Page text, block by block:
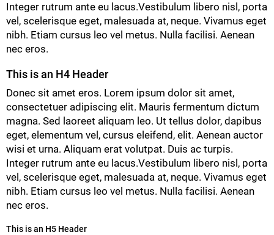
Integer rutrum ante eu lacus.Vestibulum libero nisl, porta
vel, scelerisque eget, malesuada at, neque. Vivamus eget
nibh. Etiam cursus leo vel metus. Nulla facilisi. Aenean
nec eros.
This is an H4 Header
Donec sit amet eros. Lorem ipsum dolor sit amet,
consectetuer adipiscing elit. Mauris fermentum dictum
magna. Sed laoreet aliquam leo. Ut tellus dolor, dapibus
eget, elementum vel, cursus eleifend, elit. Aenean auctor
wisi et urna. Aliquam erat volutpat. Duis ac turpis.
Integer rutrum ante eu lacus.Vestibulum libero nisl, porta
vel, scelerisque eget, malesuada at, neque. Vivamus eget
nibh. Etiam cursus leo vel metus. Nulla facilisi. Aenean
nec eros.
This is an H5 Header